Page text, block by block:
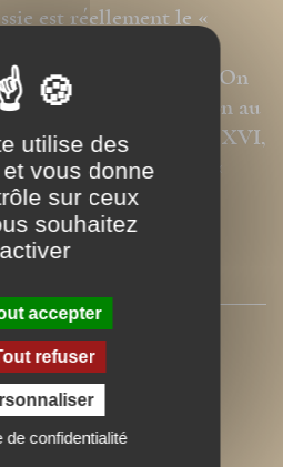
est réellement le «
pour le nier ou le
parfaitement. On
une participation au
le Pape Benoît XVI,
rapporté dans «
utilise des
vous donne
sur ceux
souhaitez
activer
accepter
refuser
de confidentialité